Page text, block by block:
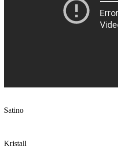
Satino
Kristall